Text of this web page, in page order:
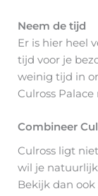
Neem de tijd
Er is hier heel
tijd voor je
weinig tijd in
Culross
Combineer
Culross ligt
wil je
Bekijk dan